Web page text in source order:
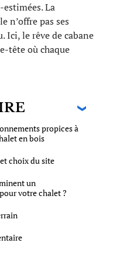
La
n’offre pas ses
Ici, le rêve de cabane
tête où chaque
propices à
en bois
choix du site
un
votre chalet ?